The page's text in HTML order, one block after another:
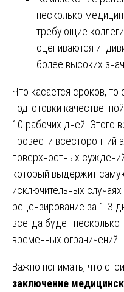
несколько
требующие
оцениваются
более высоких
Что касается сроков, то
подготовки
10 рабочих дней. Этого
провести всесторонний
поверхностных
который выдержит
исключительных
рецензирование за 1-3
всегда будет
временных ограничений.
Важно понимать, что
заключение